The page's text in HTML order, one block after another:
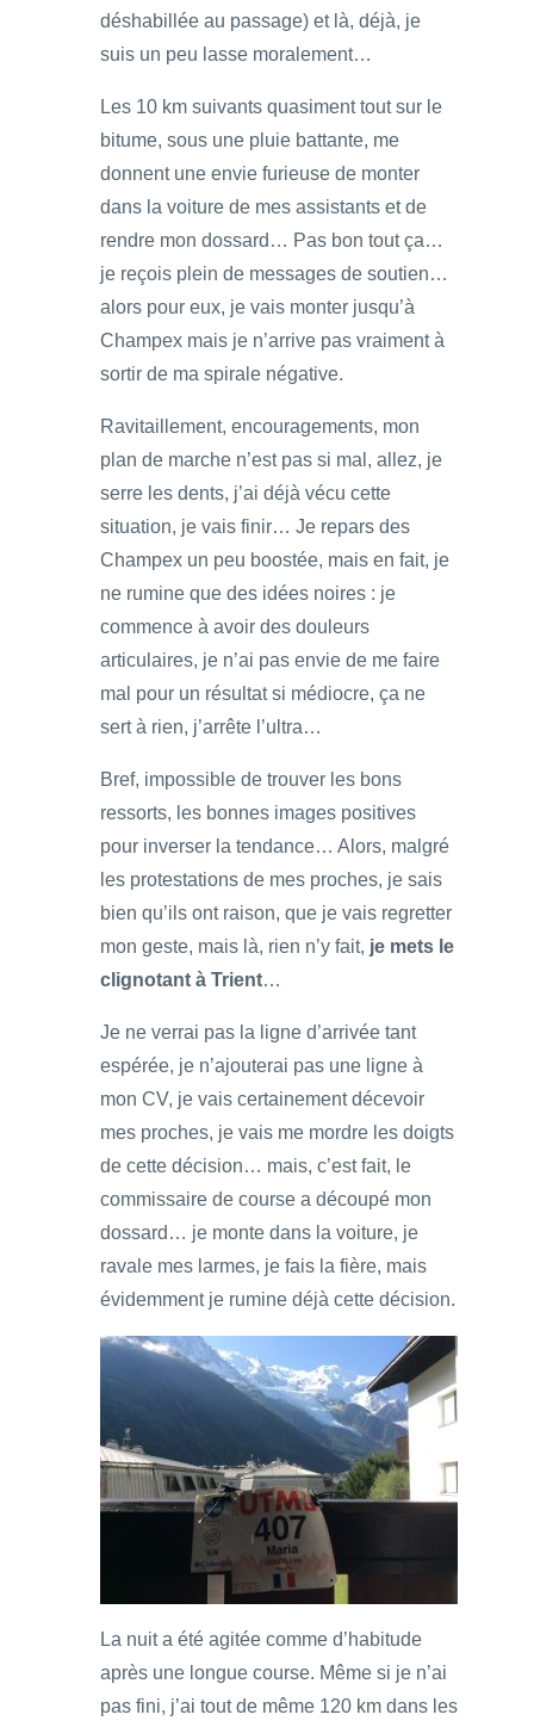
déshabillée au passage) et là, déjà, je
suis un peu lasse moralement…
Les 10 km suivants quasiment tout sur le
bitume, sous une pluie battante, me
donnent une envie furieuse de monter
dans la voiture de mes assistants et de
rendre mon dossard… Pas bon tout ça…
je reçois plein de messages de soutien…
alors pour eux, je vais monter jusqu’à
Champex mais je n’arrive pas vraiment à
sortir de ma spirale négative.
Ravitaillement, encouragements, mon
plan de marche n’est pas si mal, allez, je
serre les dents, j’ai déjà vécu cette
situation, je vais finir… Je repars des
Champex un peu boostée, mais en fait, je
ne rumine que des idées noires : je
commence à avoir des douleurs
articulaires, je n’ai pas envie de me faire
mal pour un résultat si médiocre, ça ne
sert à rien, j’arrête l’ultra…
Bref, impossible de trouver les bons
ressorts, les bonnes images positives
pour inverser la tendance… Alors, malgré
les protestations de mes proches, je sais
bien qu’ils ont raison, que je vais regretter
mon geste, mais là, rien n’y fait, je mets le
clignotant à Trient…
Je ne verrai pas la ligne d’arrivée tant
espérée, je n’ajouterai pas une ligne à
mon CV, je vais certainement décevoir
mes proches, je vais me mordre les doigts
de cette décision… mais, c’est fait, le
commissaire de course a découpé mon
dossard… je monte dans la voiture, je
ravale mes larmes, je fais la fière, mais
évidemment je rumine déjà cette décision.
La nuit a été agitée comme d’habitude
après une longue course. Même si je n’ai
pas fini, j’ai tout de même 120 km dans les